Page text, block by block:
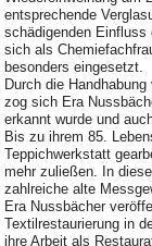
entsprechende
schädigenden
sich als
besonders eingesetzt.
Durch die
zog sich Era
erkannt wurde und
Bis zu ihrem 85.
Teppichwerkstatt
mehr zuließen. In
zahlreiche alte
Era Nussbächer
Textilrestaurierung in
ihre Arbeit als